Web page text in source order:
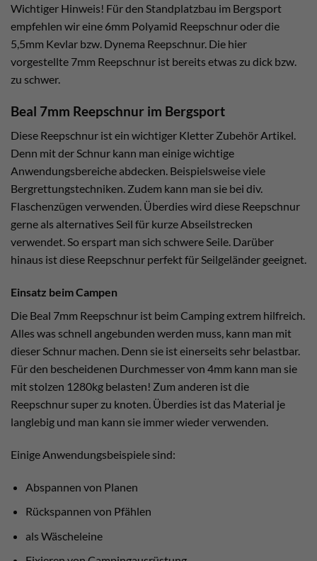
Wichtiger Hinweis! Für den Standplatzbau im Bergsport
empfehlen wir eine 6mm Polyamid Reepschnur oder die
5,5mm Kevlar bzw. Dynema Reepschnur. Die hier
vorgestellte 7mm Reepschnur ist bereits etwas zu dick bzw.
zu schwer.
Beal 7mm Reepschnur im Bergsport
Diese Reepschnur ist ein wichtiger Kletter Zubehör Artikel.
Denn mit der Schnur kann man einige wichtige
Anwendungsbereiche abdecken. Beispielsweise viele
Bergrettungstechniken. Zudem kann man sie bei div.
Flaschenzügen verwenden. Überdies wird diese Reepschnur
gerne als alternatives Seil für kurze Abseilstrecken
verwendet. So erspart man sich schwere Seile. Darüber
hinaus ist diese Reepschnur perfekt für Seilgeländer geeignet.
Einsatz beim Campen
Die Beal 7mm Reepschnur ist beim Camping extrem hilfreich.
Alles was schnell angebunden werden muss, kann man mit
dieser Schnur machen. Denn sie ist einerseits sehr belastbar.
Für den bescheidenen Durchmesser von 4mm kann man sie
mit stolzen 1280kg belasten! Zum anderen ist die
Reepschnur super zu knoten. Überdies ist das Material je
langlebig und man kann sie immer wieder verwenden.
Einige Anwendungsbeispiele sind:
Abspannen von Planen
Rückspannen von Pfählen
als Wäscheleine